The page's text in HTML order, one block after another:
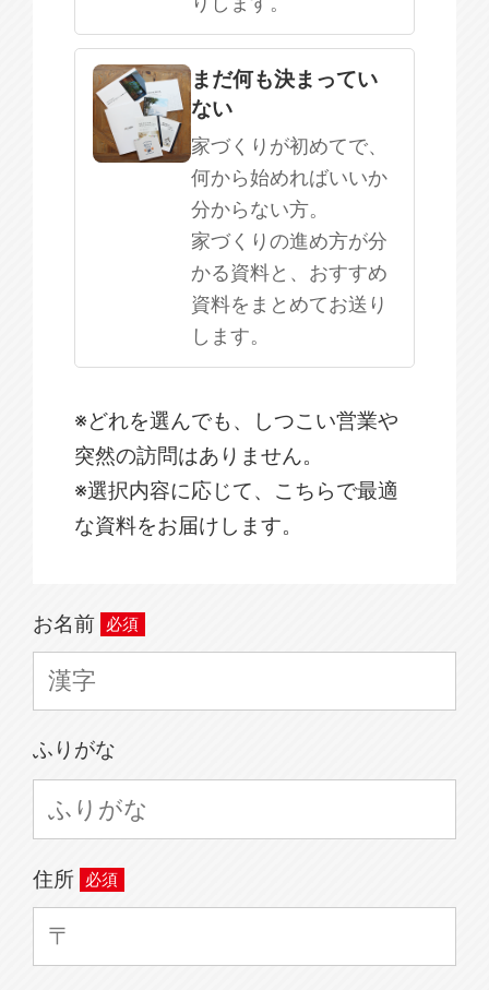
まだ何も決まってい
ない
家づくりが初めてで、
何から始めればいいか
分からない方。
家づくりの進め方が分
かる資料と、おすすめ
資料をまとめてお送り
します。
※どれを選んでも、しつこい営業や
突然の訪問はありません。
※選択内容に応じて、こちらで最適
な資料をお届けします。
お名前
ふりがな
住所